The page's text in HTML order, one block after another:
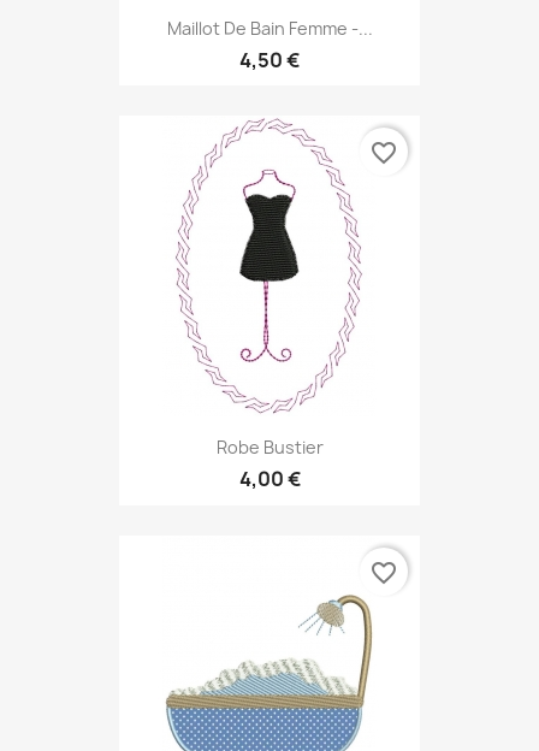
Maillot De Bain Femme -...
4,50 €
Robe Bustier
4,00 €
favorite_border
favorite_border